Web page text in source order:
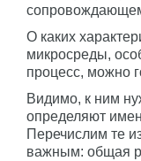
О каких
микросреды,
процесс, можно
Видимо, к ним
определяют
Перечислим те
важным: общая